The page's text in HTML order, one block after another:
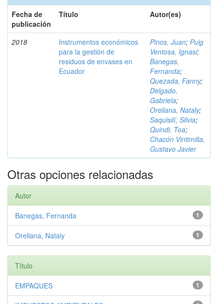
Fecha de
publicación
Título Autor(es)
2018
Instrumentos económicos
para la gestión de
residuos de envases en
Ecuador
Pinos, Juan; Puig
Ventosa, Ignasi;
Banegas,
Fernanda;
Quezada, Fanny;
Delgado,
Gabriela;
Orellana, Nataly;
Saquisilí, Silvia;
Quindi, Toa;
Chacón Vintimilla,
Gustavo Javier
Otras opciones relacionadas
Autor
1
Banegas, Fernanda
1
Orellana, Nataly
Título
1
EMPAQUES